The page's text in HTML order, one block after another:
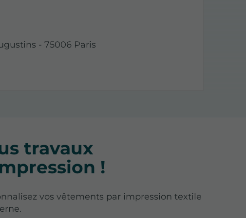
- 75006 Paris
travaux
!
vos vêtements par impression textile